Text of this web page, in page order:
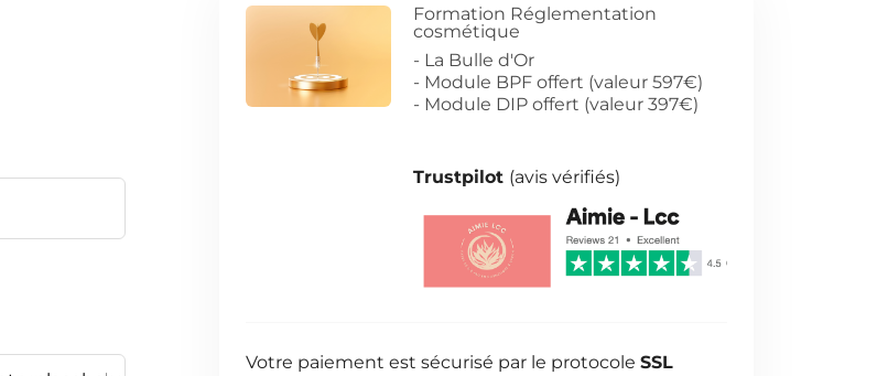
Formation Réglementation
cosmétique
- La Bulle d'Or
- Module BPF offert (valeur 597€)
- Module DIP offert (valeur 397€)
Trustpilot (avis vérifiés)
Votre paiement est sécurisé par le protocole SSL